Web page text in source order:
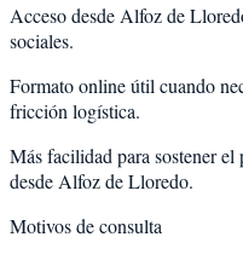
Acceso desde Alfoz de
sociales.
Formato online útil cuando
fricción logística.
Más facilidad para sostener el
desde Alfoz de Lloredo.
Motivos de consulta